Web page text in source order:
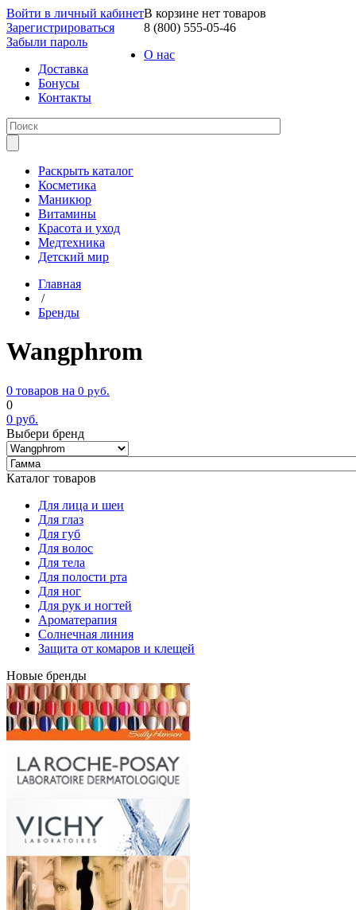
Войти в личный кабинет
Зарегистрироваться
Забыли пароль
В корзине нет товаров
8 (800) 555-05-46
О нас
Доставка
Бонусы
Контакты
Раскрыть каталог
Косметика
Маникюр
Витамины
Красота и уход
Медтехника
Детский мир
Главная
/
Бренды
Wangphrom
0 товаров на 0 руб.
0
0 руб.
Выбери бренд
Каталог товаров
Для лица и шеи
Для глаз
Для губ
Для волос
Для тела
Для полости рта
Для ног
Для рук и ногтей
Ароматерапия
Солнечная линия
Защита от комаров и клещей
Новые бренды